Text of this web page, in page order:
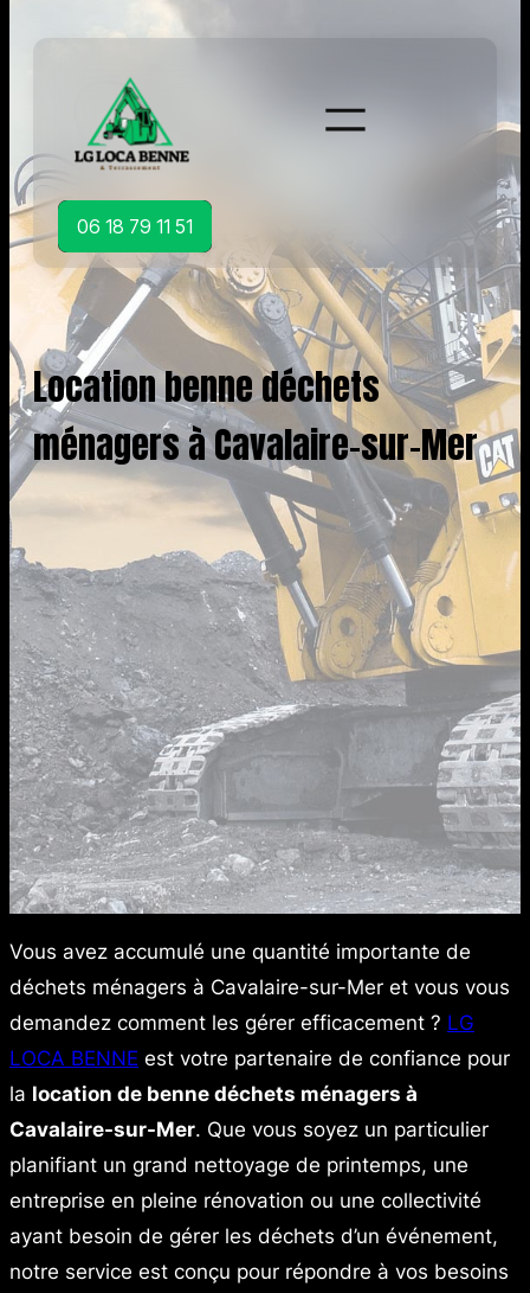
06 18 79 11 51
Location benne déchets
ménagers à Cavalaire-sur-Mer
Vous avez accumulé une quantité importante de
déchets ménagers à Cavalaire-sur-Mer et vous vous
demandez comment les gérer efficacement ? LG
LOCA BENNE est votre partenaire de confiance pour
la location de benne déchets ménagers à
Cavalaire-sur-Mer. Que vous soyez un particulier
planifiant un grand nettoyage de printemps, une
entreprise en pleine rénovation ou une collectivité
ayant besoin de gérer les déchets d’un événement,
notre service est conçu pour répondre à vos besoins